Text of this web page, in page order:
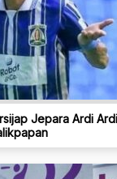
Jepara Ardi